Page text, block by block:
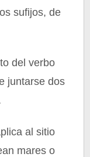
sufijos, de
del verbo
juntarse dos
al sitio
mares o